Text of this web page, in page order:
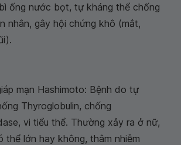
ống nước bọt, tự kháng thể chống
nhân, gây hội chứng khô (mắt,
mạn Hashimoto: Bệnh do tự
Thyroglobulin, chống
vi tiểu thể. Thường xảy ra ở nữ,
thể lớn hay không, thâm nhiễm